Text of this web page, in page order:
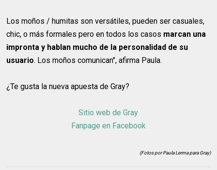
Los moños / humitas son versátiles, pueden ser casuales,
chic, o más formales pero en todos los casos marcan una
impronta y hablan mucho de la personalidad de su
usuario. Los moños comunican", afirma Paula.
¿Te gusta la nueva apuesta de Gray?
Sitio web de Gray
Fanpage en Facebook
(Fotos por Paula Lerma para Gray)